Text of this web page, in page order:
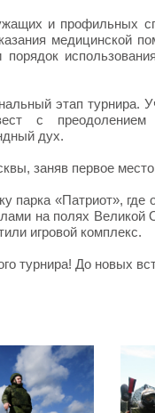
и профильных
медицинской
порядок
этап турнира.
с преодолением
дух.
заняв первое
парка «Патриот», где
на полях Великой
игровой комплекс.
турнира! До новых